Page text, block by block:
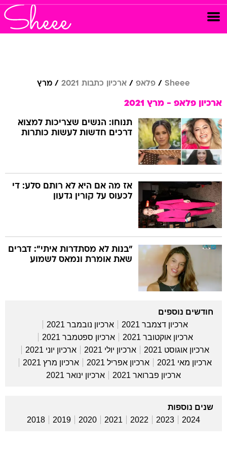
Sheee פלאפ ארכיון כתבות 2021 מרץ
ארכיון פלאפ - מרץ 2021
תנוחו: הנשים שצריכות למצוא
דרכים חדשות לעשות כותרות
אז מה אם היא לא רותם סלע: די
לכעוס על קורין גדעון
"בנות לא מסתדרות איתי": דברים
שאת אומרת ונמאס לשמוע
חודשים נוספים
ארכיון דצמבר 2021
ארכיון נובמבר 2021
ארכיון אוקטובר 2021
ארכיון ספטמבר 2021
ארכיון אוגוסט 2021
ארכיון יולי 2021
ארכיון יוני 2021
ארכיון מאי 2021
ארכיון אפריל 2021
ארכיון מרץ 2021
ארכיון פברואר 2021
ארכיון ינואר 2021
שנים נוספות
2024
2023
2022
2021
2020
2019
2018